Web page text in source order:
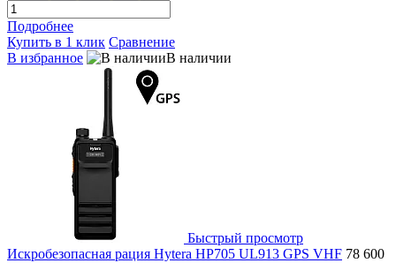
Подробнее
Купить в 1 клик Сравнение
В избранное
В наличии
Быстрый просмотр
Искробезопасная рация Hytera HP705 UL913 GPS VHF 78 600